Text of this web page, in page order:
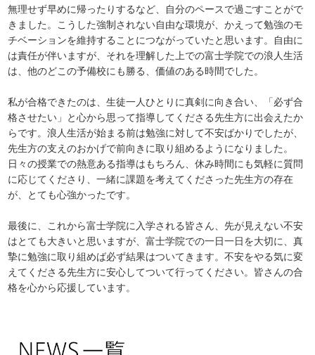
無理せず早めに帰ったりするなど、自分のペースで過ごすことがで
きました。こうした強制されない自由な環境が、かえって勉強のモ
チベーションを維持することにつながっていたと思います。自由に
は責任が伴いますが、それを理解した上での富士学院での浪人生活
は、他のどこの予備校にも勝る、価値のある時間でした。
私が合格できたのは、生徒一人ひとりに真剣に向き合い、「必ず合
格させたい」と心から思って指導してくださる先生方に出会えたか
らです。浪人生活が始まる前は勉強に対して不安ばかりでしたが、
先生方の支えのおかげで前向きに取り組めるようになりました。
日々の授業での熱意ある指導はもちろん、休み時間にも気軽に質問
に応じてくださり、一緒に課題を考えてくださった先生方の存在
が、とても心強かったです。
最後に、これから富士学院に入学される皆さん、先が見えない不安
はとても大きいと思いますが、富士学院での一日一日を大切に、真
摯に勉強に取り組めば必ず結果はついてきます。不安をやる気に変
えてくださる先生方に安心してついて行ってください。皆さんの合
格を心から応援しています。